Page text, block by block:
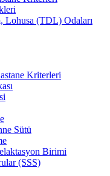
Lohusa (TDL) Odaları
Kriterleri
Sütü
Birimi
(SSS)